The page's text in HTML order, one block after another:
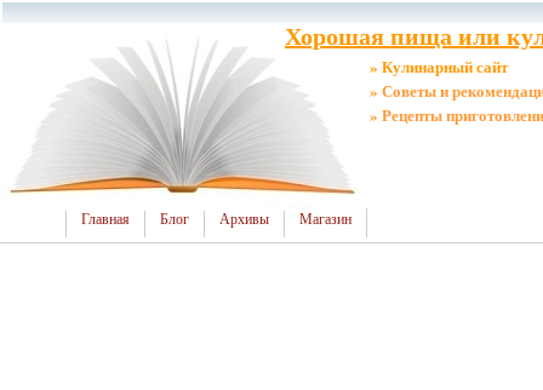
Хорошая пища или
» Кулинарный сайт
» Советы и
» Рецепты
Главная Блог Архивы Магазин